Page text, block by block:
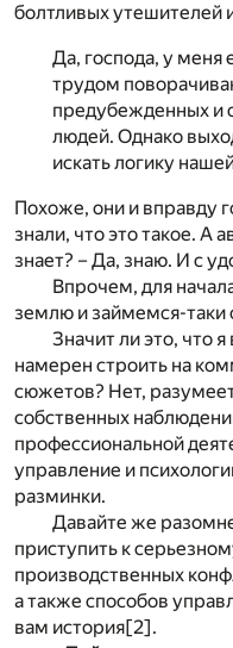
болтливых утешителей
Да, господа, у меня
трудом
предубежденных и
людей. Однако
искать логику
Похоже, они и вправду
знали, что это такое. А
знает? – Да, знаю. И с
Впрочем, для
землю и займемся-таки
Значит ли это, что
намерен строить на
сюжетов? Нет,
собственных
профессиональной
управление и
разминки.
Давайте же
приступить к
производственных
а также способов
вам история[2].